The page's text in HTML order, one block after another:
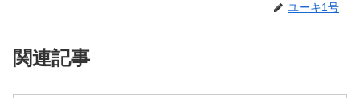
ユーキ1号
関連記事